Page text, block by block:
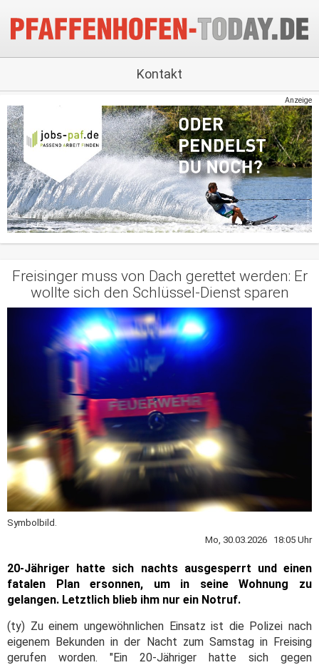
Kontakt
Anzeige
Freisinger muss von Dach gerettet werden: Er
wollte sich den Schlüssel-Dienst sparen
Symbolbild.
Mo, 30.03.2026 18:05 Uhr
20-Jähriger hatte sich nachts ausgesperrt und einen
fatalen Plan ersonnen, um in seine Wohnung zu
gelangen. Letztlich blieb ihm nur ein Notruf.
(ty) Zu einem ungewöhnlichen Einsatz ist die Polizei nach
eigenem Bekunden in der Nacht zum Samstag in Freising
gerufen worden. "Ein 20-Jähriger hatte sich gegen